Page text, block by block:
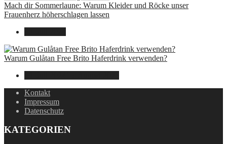
Mach dir Sommerlaune: Warum Kleider und Röcke unser
Frauenherz höherschlagen lassen
Warum Gulåtan Free Brito Haferdrink verwenden?
Kontakt
Impressum
Datenschutz
KATEGORIEN